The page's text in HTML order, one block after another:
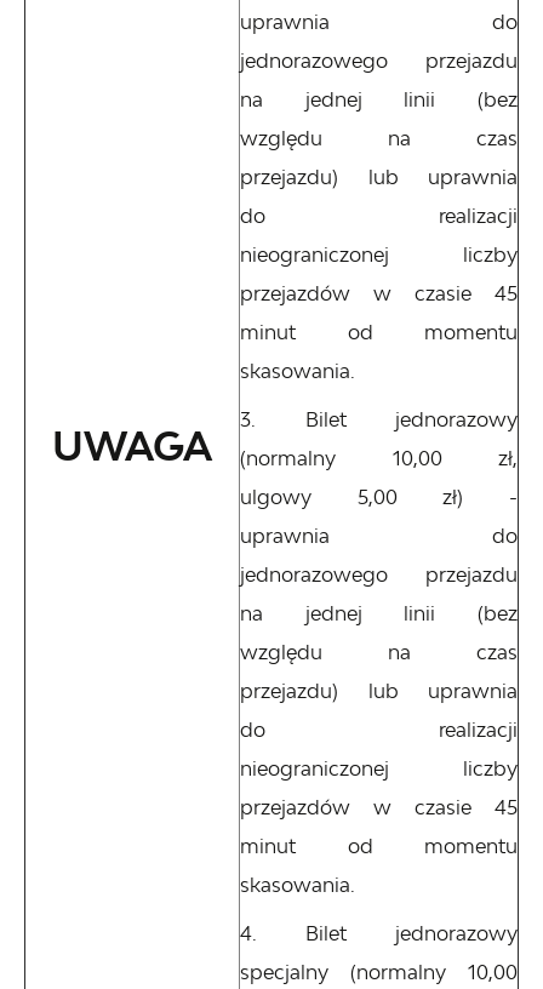
UWAGA
uprawnia do
jednorazowego przejazdu
na jednej linii (bez
względu na czas
przejazdu) lub uprawnia
do realizacji
nieograniczonej liczby
przejazdów w czasie 45
minut od momentu
skasowania.
Bilet jednorazowy
(normalny 10,00 zł,
ulgowy 5,00 zł) -
uprawnia do
jednorazowego przejazdu
na jednej linii (bez
względu na czas
przejazdu) lub uprawnia
do realizacji
nieograniczonej liczby
przejazdów w czasie 45
minut od momentu
skasowania.
Bilet jednorazowy
specjalny (normalny 10,00